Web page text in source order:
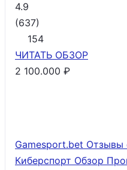
4.9
(637)
154
ЧИТАТЬ ОБЗОР
2 100.000 ₽
Gamesport.bet Отзывы
Киберспорт Обзор